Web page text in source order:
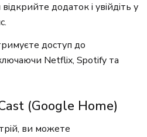
додаток і увійдіть у
доступ до
Netflix, Spotify та
(Google Home)
ви можете